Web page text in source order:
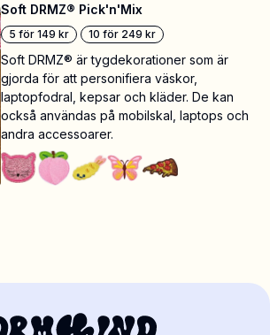
Soft DRMZ® Pick'n'Mix
5 för 149 kr 10 för 249 kr
Soft DRMZ® är tygdekorationer som är
gjorda för att personifiera väskor,
laptopfodral, kepsar och kläder. De kan
också användas på mobilskal, laptops och
andra accessoarer.